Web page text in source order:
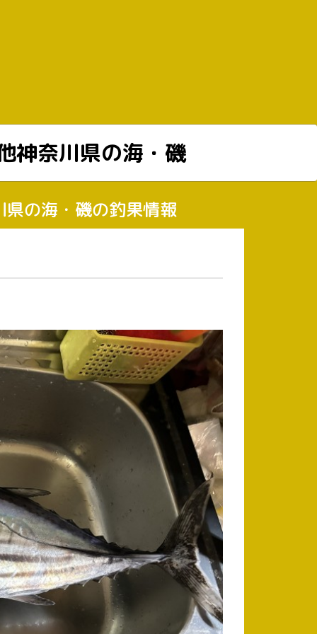
神奈川県の海・磯
の海・磯の釣果情報